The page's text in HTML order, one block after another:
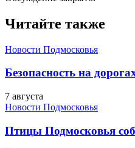
Читайте также
Новости Подмосковья
Безопасность на
7 августа
Новости Подмосковья
Птицы Подмосковья